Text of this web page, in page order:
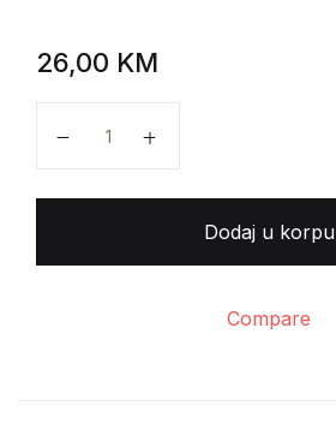
26,00 KM
Dodaj u korpu
Compare